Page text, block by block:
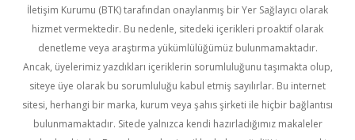
İletişim Kurumu (BTK) tarafından onaylanmış bir Yer Sağlayıcı olarak
hizmet vermektedir. Bu nedenle, sitedeki içerikleri proaktif olarak
denetleme veya araştırma yükümlülüğümüz bulunmamaktadır.
Ancak, üyelerimiz yazdıkları içeriklerin sorumluluğunu taşımakta olup,
siteye üye olarak bu sorumluluğu kabul etmiş sayılırlar. Bu internet
sitesi, herhangi bir marka, kurum veya şahıs şirketi ile hiçbir bağlantısı
bulunmamaktadır. Sitede yalnızca kendi hazırladığımız makaleler